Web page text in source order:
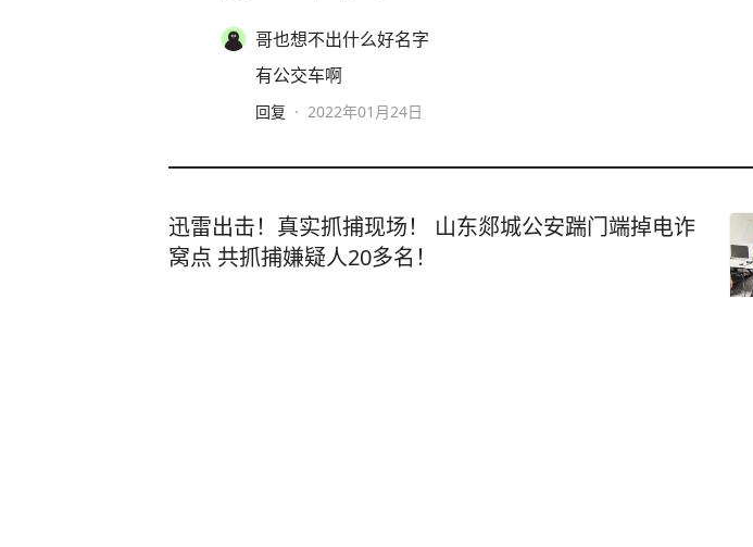
哥也想不出什么好名字
有公交车啊
回复 · 2022年01月24日
迅雷出击！真实抓捕现场！ 山东郯城公安踹门端掉电诈
窝点 共抓捕嫌疑人20多名！